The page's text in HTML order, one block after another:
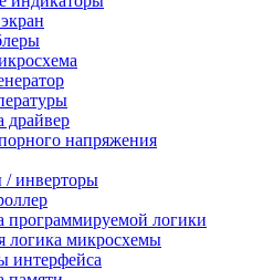
драйвер
напряжения
/ инверторы
программируемой логики
логика микросхемы
интерфейса